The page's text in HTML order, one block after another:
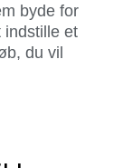
byde for
indstille et
du vil